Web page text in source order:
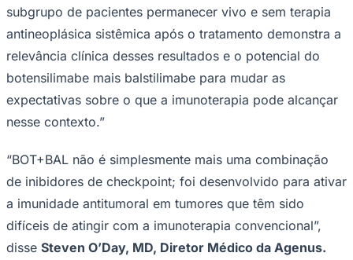
Corinthians
subgrupo de pacientes permanecer vivo e sem terapia
antineoplásica sistêmica após o tratamento demonstra a
relevância clínica desses resultados e o potencial do
botensilimabe mais balstilimabe para mudar as
expectativas sobre o que a imunoterapia pode alcançar
nesse contexto.”
“BOT+BAL não é simplesmente mais uma combinação
de inibidores de checkpoint; foi desenvolvido para ativar
a imunidade antitumoral em tumores que têm sido
difíceis de atingir com a imunoterapia convencional”,
disse Steven O’Day, MD, Diretor Médico da Agenus.